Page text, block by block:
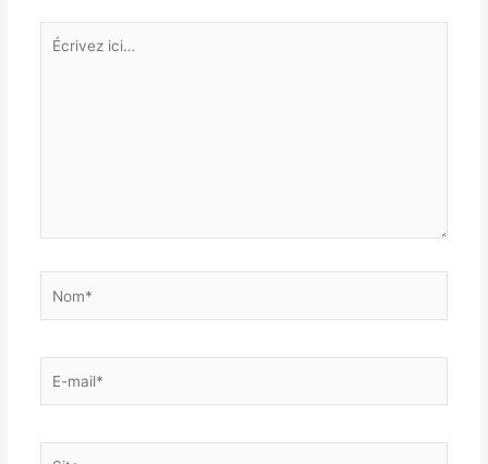
Écrivez
ici…
mail*